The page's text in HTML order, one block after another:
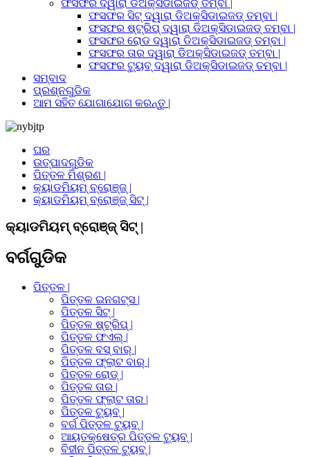
ଫସଫର ଦ୍ୱାରା ଡିଅକ୍ସିଡାଇଜଡ୍ ତମ୍ବା |
ଫସଫର ସିଟ୍ ଦ୍ୱାରା ଡିଅକ୍ସିଡାଇଜଡ୍ ତମ୍ବା |
ଫସଫର ଷ୍ଟ୍ରିପ୍ ଦ୍ୱାରା ଡିଅକ୍ସିଡାଇଜଡ୍ ତମ୍ବା |
ଫସଫର ରୋଡ ଦ୍ୱାରା ଡିଅକ୍ସିଡାଇଜଡ୍ ତମ୍ବା |
ଫସଫର ତାର ଦ୍ୱାରା ଡିଅକ୍ସିଡାଇଜଡ୍ ତମ୍ବା |
ଫସଫର ଟ୍ୟୁବ୍ ଦ୍ୱାରା ଡିଅକ୍ସିଡାଇଜଡ୍ ତମ୍ବା |
ସମ୍ବାଦ
ପ୍ରଶ୍ନଗୁଡିକ
ଆମ ସହିତ ଯୋଗାଯୋଗ କରନ୍ତୁ |
ଘର
ଉତ୍ପାଦଗୁଡିକ
ପିତ୍ତଳ ମିଶ୍ରଣ |
କ୍ୟାଡମିୟମ୍ ବ୍ରୋଞ୍ଜ୍ |
କ୍ୟାଡମିୟମ୍ ବ୍ରୋଞ୍ଜ୍ ସିଟ୍ |
କ୍ୟାଡମିୟମ୍ ବ୍ରୋଞ୍ଜ୍ ସିଟ୍ |
ବର୍ଗଗୁଡିକ
ପିତ୍ତଳ |
ପିତ୍ତଳ ଇନଗଟ୍ସ |
ପିତ୍ତଳ ସିଟ୍ |
ପିତ୍ତଳ ଷ୍ଟ୍ରିପ୍ |
ପିତ୍ତଳ ଫଏଲ୍ |
ପିତ୍ତଳ ବସ୍ ବାର୍ |
ପିତ୍ତଳ ଫ୍ଲାଟ ବାର୍ |
ପିତ୍ତଳ ରୋଡ୍ |
ପିତ୍ତଳ ତାର |
ପିତ୍ତଳ ଫ୍ଲାଟ ତାର |
ପିତ୍ତଳ ଟ୍ୟୁବ୍ |
ବର୍ଗ ପିତ୍ତଳ ଟ୍ୟୁବ୍ |
ଆୟତକ୍ଷେତ୍ର ପିତ୍ତଳ ଟ୍ୟୁବ୍ |
ବିହୀନ ପିତ୍ତଳ ଟ୍ୟୁବ୍ |